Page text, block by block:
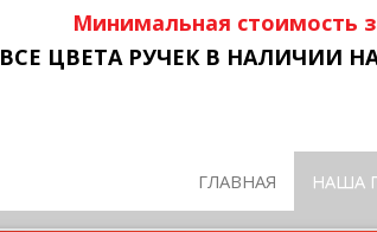
Минимальная стоимость
ВСЕ ЦВЕТА РУЧЕК В НАЛИЧИИ
ГЛАВНАЯ НАША